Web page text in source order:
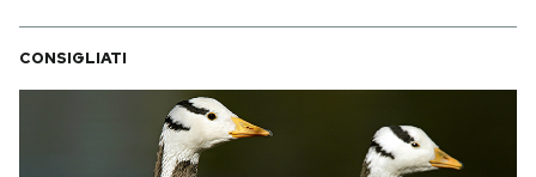
I MIEI PREFERITI
CONSIGLIATI